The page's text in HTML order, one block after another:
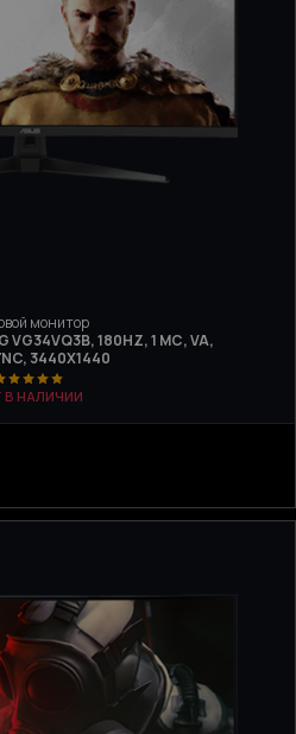
монитор
VG34VQ3B, 180HZ, 1 МС, VA,
3440Х1440
В НАЛИЧИИ